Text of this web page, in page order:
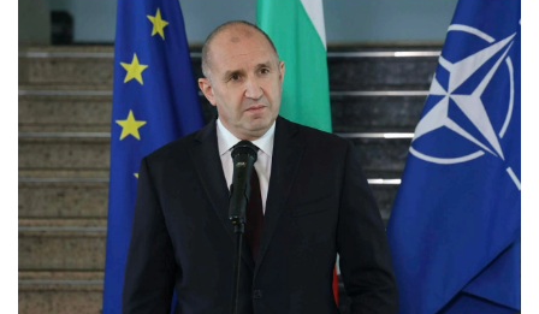
Управители:
Василев,
email:
v.vasilev@flagman.bg
Касабова,
еmail:k.kassabova@flagman.bg
Главен
редактор: